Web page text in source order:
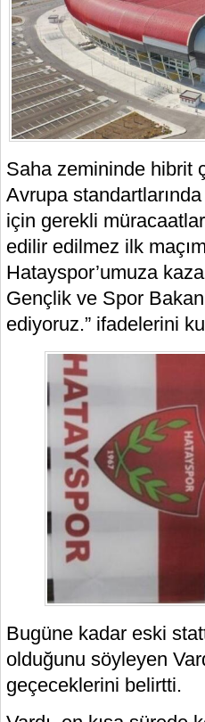
Saha zemininde hibrit
Avrupa
için gerekli
edilir edilmez ilk
Hatayspor’umuza
Gençlik ve Spor
ediyoruz.” ifadelerini
Bugüne kadar eski
olduğunu söyleyen
geçeceklerini belirtti.